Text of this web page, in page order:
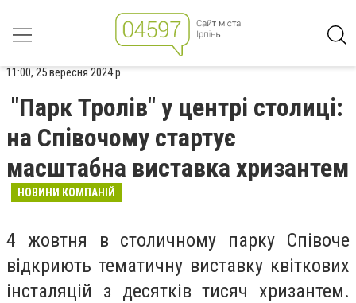
11:00, 25 вересня 2024 р.
"Парк Тролів" у центрі столиці:
на Співочому стартує
масштабна виставка хризантем
НОВИНИ КОМПАНІЙ
4 жовтня в столичному парку Співоче
відкриють тематичну виставку квіткових
інсталяцій з десятків тисяч хризантем.